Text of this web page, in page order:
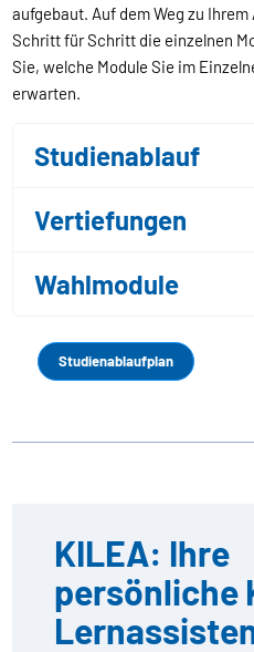
aufgebaut. Auf dem Weg zu
Schritt für Schritt die einzelnen
Sie, welche Module Sie im
erwarten.
Studienablauf
Vertiefungen
Wahlmodule
Studienablaufplan
KILEA: Ihre
persönliche